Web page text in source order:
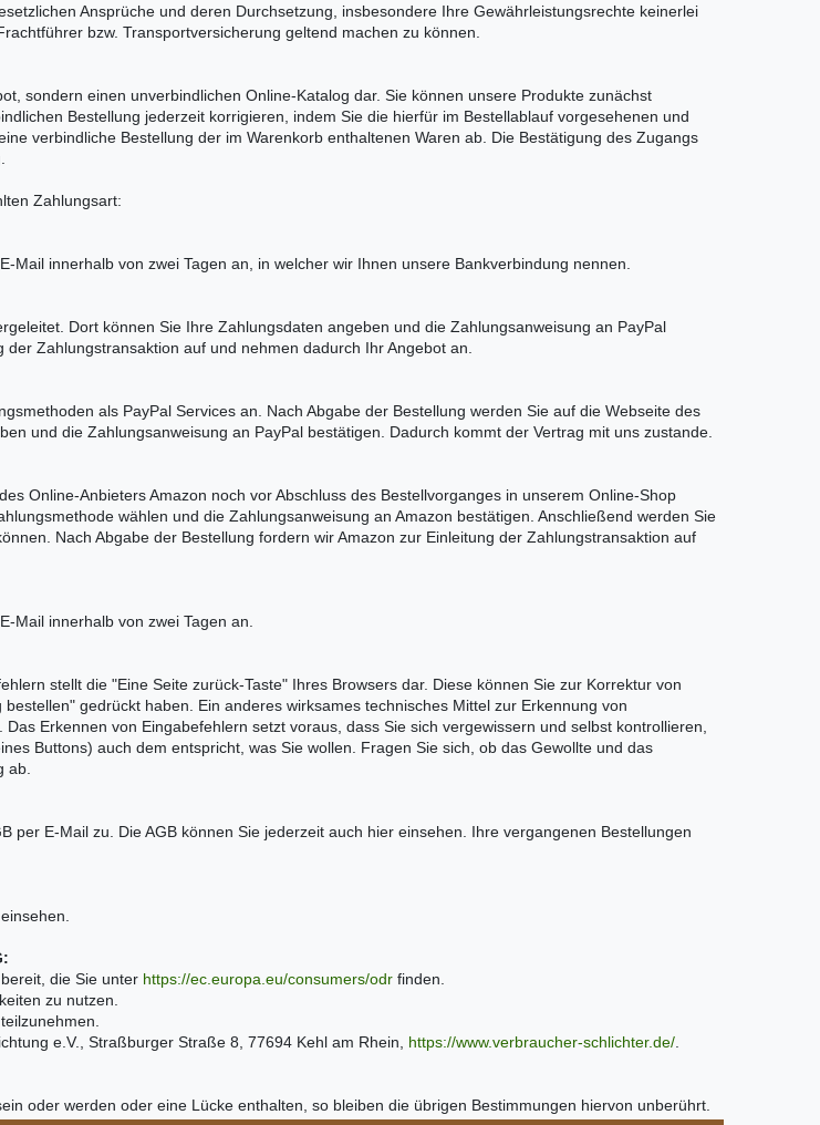
Ansprüche und deren Durchsetzung, insbesondere Ihre Gewährleistungsrechte keinerlei
bzw. Transportversicherung geltend machen zu können.
sondern einen unverbindlichen Online-Katalog dar. Sie können unsere Produkte zunächst
Bestellung jederzeit korrigieren, indem Sie die hierfür im Bestellablauf vorgesehenen und
verbindliche Bestellung der im Warenkorb enthaltenen Waren ab. Die Bestätigung des Zugangs
Zahlungsart:
innerhalb von zwei Tagen an, in welcher wir Ihnen unsere Bankverbindung nennen.
Dort können Sie Ihre Zahlungsdaten angeben und die Zahlungsanweisung an PayPal
Zahlungstransaktion auf und nehmen dadurch Ihr Angebot an.
als PayPal Services an. Nach Abgabe der Bestellung werden Sie auf die Webseite des
und die Zahlungsanweisung an PayPal bestätigen. Dadurch kommt der Vertrag mit uns zustande.
Online-Anbieters Amazon noch vor Abschluss des Bestellvorganges in unserem Online-Shop
wählen und die Zahlungsanweisung an Amazon bestätigen. Anschließend werden Sie
Nach Abgabe der Bestellung fordern wir Amazon zur Einleitung der Zahlungstransaktion auf
Mail innerhalb von zwei Tagen an.
stellt die "Eine Seite zurück-Taste" Ihres Browsers dar. Diese können Sie zur Korrektur von
gedrückt haben. Ein anderes wirksames technisches Mittel zur Erkennung von
Erkennen von Eingabefehlern setzt voraus, dass Sie sich vergewissern und selbst kontrollieren,
Buttons) auch dem entspricht, was Sie wollen. Fragen Sie sich, ob das Gewollte und das
ab.
E-Mail zu. Die AGB können Sie jederzeit auch hier einsehen. Ihre vergangenen Bestellungen
einsehen.
die Sie unter https://ec.europa.eu/consumers/odr finden.
zu nutzen.
e.V., Straßburger Straße 8, 77694 Kehl am Rhein, https://www.verbraucher-schlichter.de/
oder werden oder eine Lücke enthalten, so bleiben die übrigen Bestimmungen hiervon unberührt.